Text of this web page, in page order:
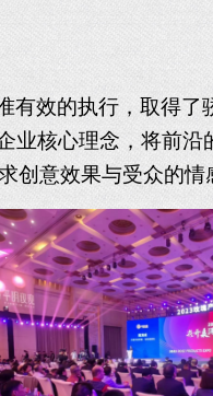
效的执行，取得了
业核心理念，将前
创意效果与受众的情